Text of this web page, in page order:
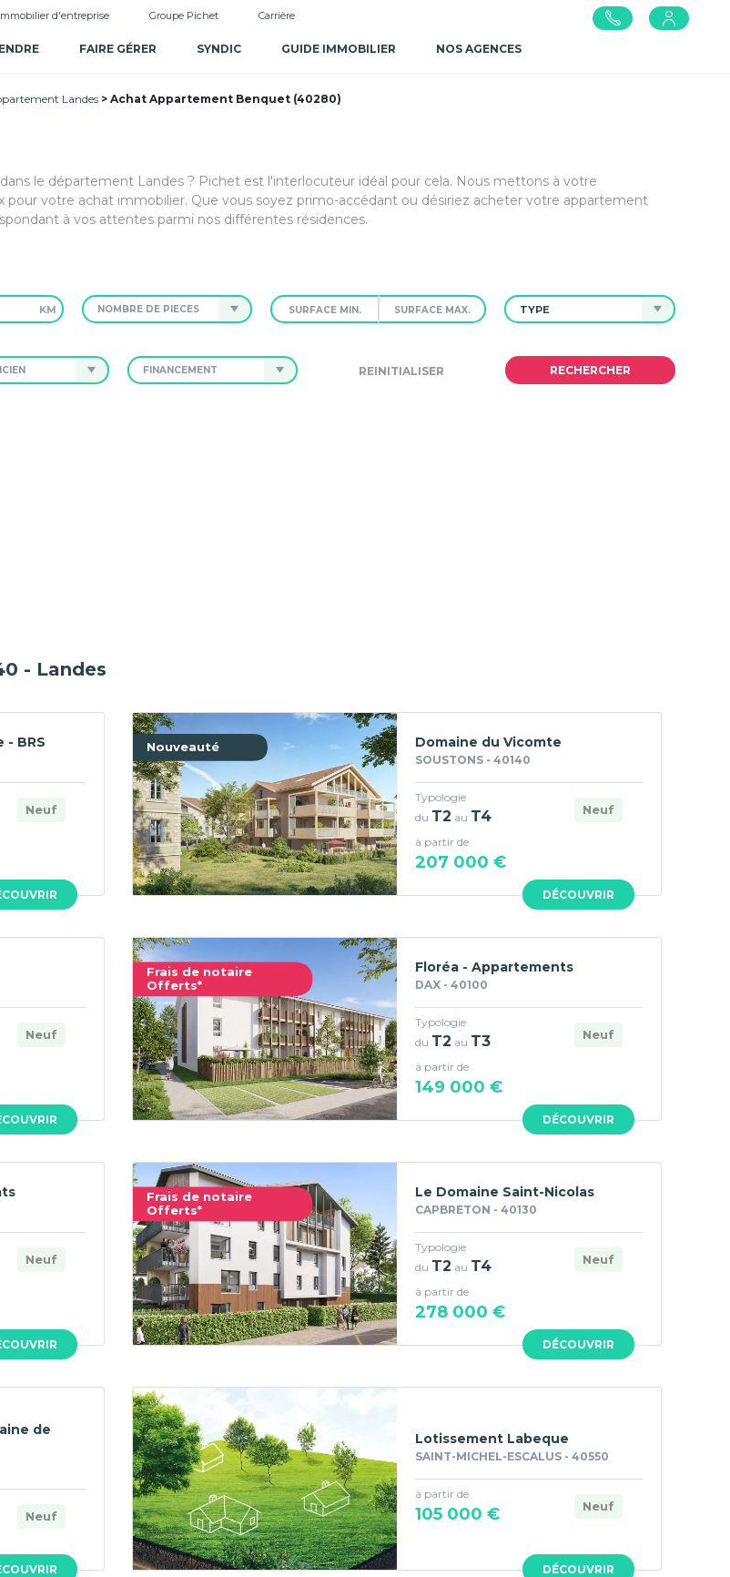
d'entreprise Groupe Pichet Carrière
FAIRE GÉRER SYNDIC GUIDE IMMOBILIER NOS AGENCES
Landes Achat Appartement Benquet (40280)
le département Landes ? Pichet est l'interlocuteur idéal pour cela. Nous mettons à votre
votre achat immobilier. Que vous soyez primo-accédant ou désiriez acheter votre appartement
à vos attentes parmi nos différentes résidences.
KM NOMBRE DE PIÈCES TYPE
FINANCEMENT
- Landes
- BRS
Neuf
Nouveauté
DÉCOUVRIR
Domaine du Vicomte
SOUSTONS - 40140
Neuf
Typologie
du T2 au T4
à partir de
207 000 €
Neuf
Frais de notaire
Offerts*
DÉCOUVRIR
Floréa - Appartements
DAX - 40100
Neuf
Typologie
du T2 au T3
à partir de
149 000 €
Neuf
Frais de notaire
Offerts*
DÉCOUVRIR
Le Domaine Saint-Nicolas
CAPBRETON - 40130
Neuf
Typologie
du T2 au T4
à partir de
278 000 €
de
Neuf
DÉCOUVRIR
Lotissement Labeque
SAINT-MICHEL-ESCALUS - 40550
Neuf
à partir de
105 000 €